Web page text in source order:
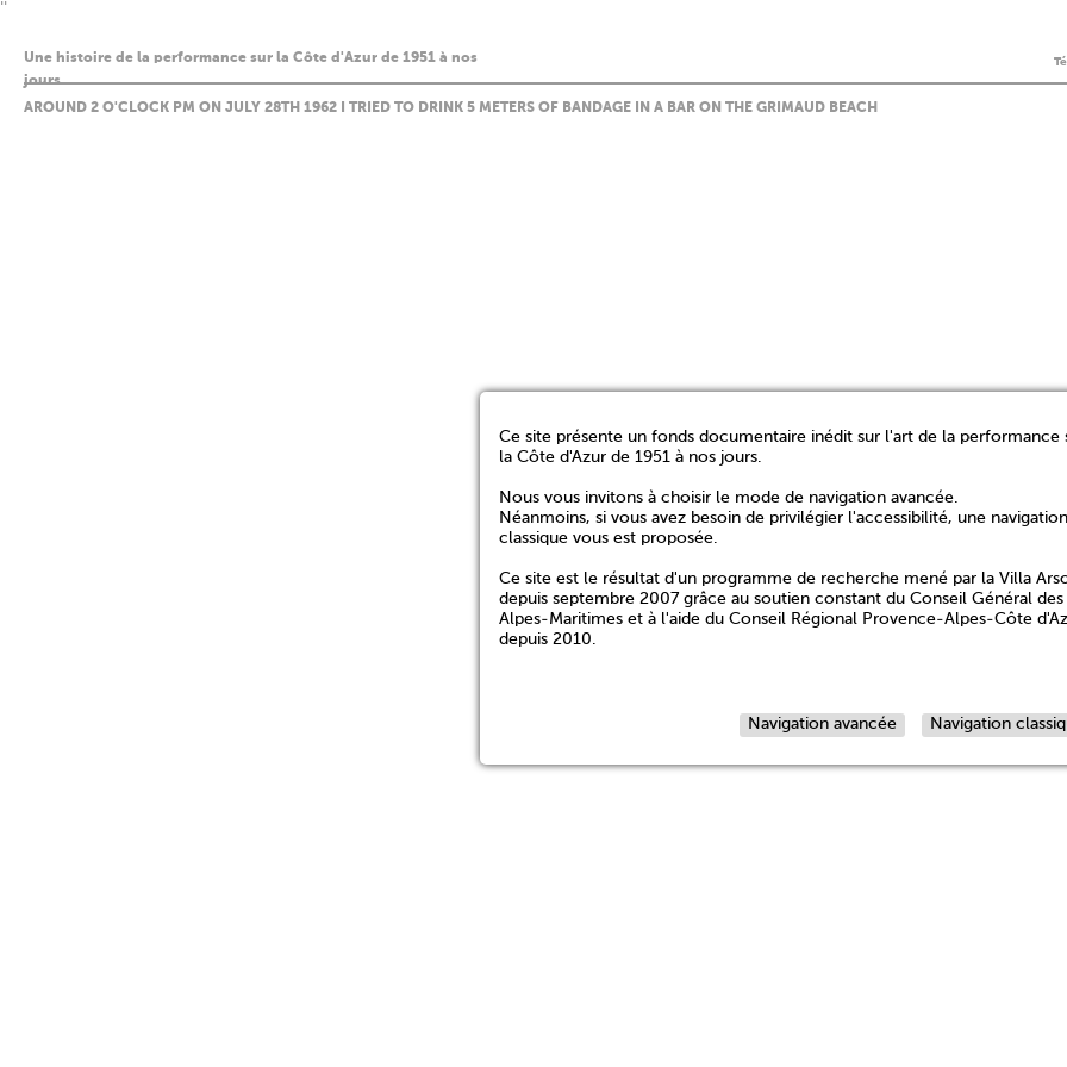
''
Une histoire de la performance sur la Côte d'Azur de 1951 à nos
jours
AROUND 2 O'CLOCK PM ON JULY 28TH 1962 I TRIED TO DRINK 5 METERS OF BANDAGE IN A BAR ON THE GRIMAUD BEACH
Ce site présente un fonds documentaire inédit sur l'art de la performance
la Côte d'Azur de 1951 à nos jours.
Nous vous invitons à choisir le mode de navigation avancée.
Néanmoins, si vous avez besoin de privilégier l'accessibilité, une navigation
classique vous est proposée.
Ce site est le résultat d'un programme de recherche mené par la Villa
depuis septembre 2007 grâce au soutien constant du Conseil Général des
Alpes-Maritimes et à l'aide du Conseil Régional Provence-Alpes-Côte
depuis 2010.
Navigation avancée Navigation